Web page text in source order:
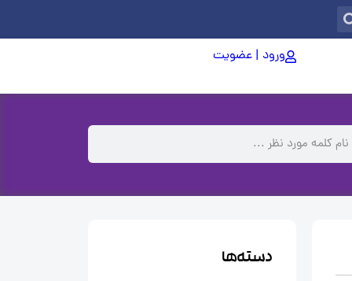
ورود | عضویت
دسته‌ها